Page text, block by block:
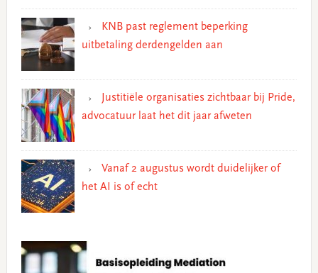
KNB past reglement beperking
uitbetaling derdengelden aan
Justitiële organisaties zichtbaar bij Pride,
advocatuur laat het dit jaar afweten
Vanaf 2 augustus wordt duidelijker of
het AI is of echt